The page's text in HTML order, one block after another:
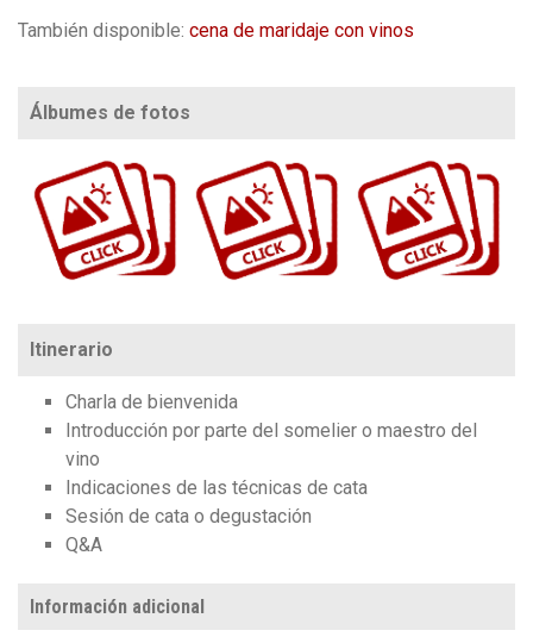
También disponible: cena de maridaje con vinos
Álbumes de fotos
Itinerario
Charla de bienvenida
Introducción por parte del somelier o maestro del
vino
Indicaciones de las técnicas de cata
Sesión de cata o degustación
Q&A
Información adicional